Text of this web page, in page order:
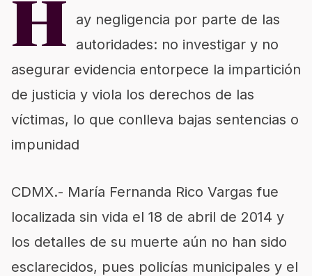
H
ay negligencia por parte de las
autoridades: no investigar y no
asegurar evidencia entorpece la impartición
de justicia y viola los derechos de las
víctimas, lo que conlleva bajas sentencias o
impunidad
CDMX.- María Fernanda Rico Vargas fue
localizada sin vida el 18 de abril de 2014 y
los detalles de su muerte aún no han sido
esclarecidos, pues policías municipales y el